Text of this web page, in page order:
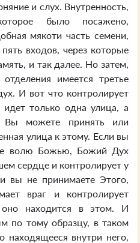
и слух. Внутренность,
было посажено,
мякоти часть семени,
входов, через которые
и так далее. Но затем,
имеется третье
И вот что контролирует
идет только одна улица, а
можете принять или
улица к этому. Если вы
волю Божью, Божий Дух
сердце и контролирует у
вы не принимаете Этого,
враг и контролирует
находится в этом. И
по тому образцу, в таком
находящееся внутри него,